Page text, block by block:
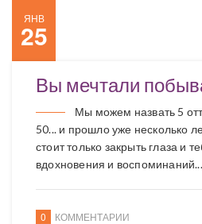
ЯНВ
25
Вы мечтали
Мы можем назвать 5
50... и прошло уже несколько
стоит только закрыть глаза и
вдохновения и
0 КОММЕНТАРИИ